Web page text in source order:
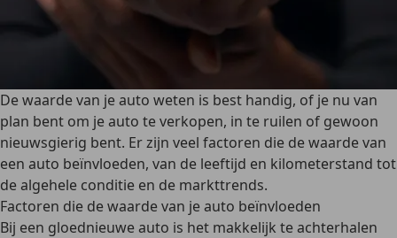
De waarde van je auto weten is best handig, of je nu van
plan bent om je auto te verkopen, in te ruilen of gewoon
nieuwsgierig bent. Er zijn veel factoren die de waarde van
een auto beïnvloeden, van de leeftijd en kilometerstand tot
de algehele conditie en de markttrends.
Factoren die de waarde van je auto beïnvloeden
Bij een gloednieuwe auto is het makkelijk te achterhalen